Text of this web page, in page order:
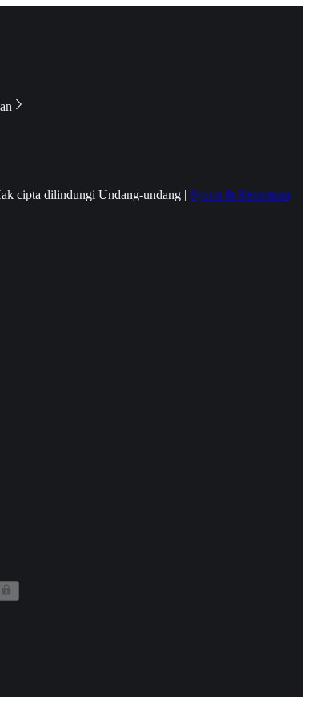
cipta dilindungi Undang-undang | Syarat & Ketentuan